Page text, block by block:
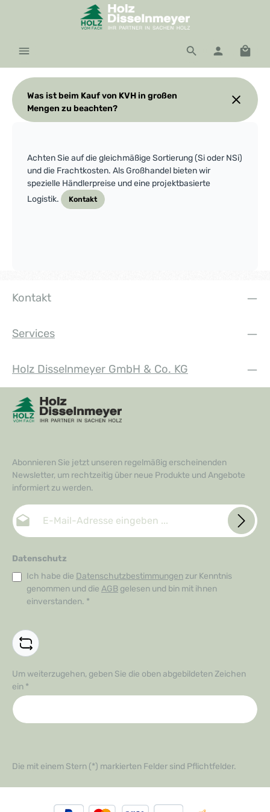
Zum Hauptinhalt springen
Was ist beim Kauf von KVH in großen
Mengen zu beachten?
Achten Sie auf die gleichmäßige Sortierung (Si oder NSi)
und die Frachtkosten. Als Großhandel bieten wir
spezielle Händlerpreise und eine projektbasierte
Logistik.
Kontakt
Kontakt
Services
Holz Disselnmeyer GmbH & Co. KG
Abonnieren Sie jetzt unseren regelmäßig erscheinenden
Newsletter, um rechtzeitig über neue Produkte und Angebote
informiert zu werden.
E-Mail-Adresse*
Datenschutz
Ich habe die Datenschutzbestimmungen zur Kenntnis
genommen und die AGB gelesen und bin mit ihnen
einverstanden. *
Um weiterzugehen, geben Sie die oben abgebildeten Zeichen
ein *
Die mit einem Stern (*) markierten Felder sind Pflichtfelder.